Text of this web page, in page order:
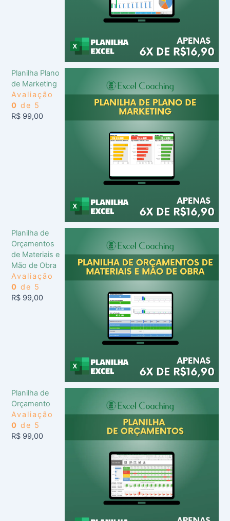
Planilha Plano
de Marketing
Avaliação
0 de 5
R$ 99,00
Planilha de
Orçamentos
de Materiais e
Mão de Obra
Avaliação
0 de 5
R$ 99,00
Planilha de
Orçamento
Avaliação
0 de 5
R$ 99,00